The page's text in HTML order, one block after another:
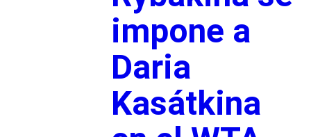
impone a
Daria
Kasátkina